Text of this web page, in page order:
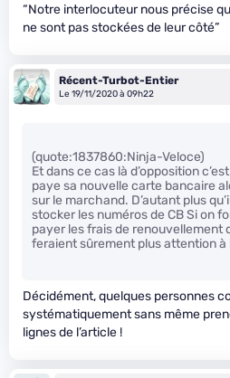
“Notre interlocuteur nous précise
ne sont pas stockées de leur côté”
Récent-Turbot-Entier
Le 19/11/2020 à 09h22
(quote:1837860:Ninja-Veloce)
Et dans ce cas là d’opposition
paye sa nouvelle carte bancaire
sur le marchand. D’autant plus
stocker les numéros de CB Si on
payer les frais de renouvellement
feraient sûrement plus attention à
Décidément, quelques personnes
systématiquement sans même
lignes de l’article !